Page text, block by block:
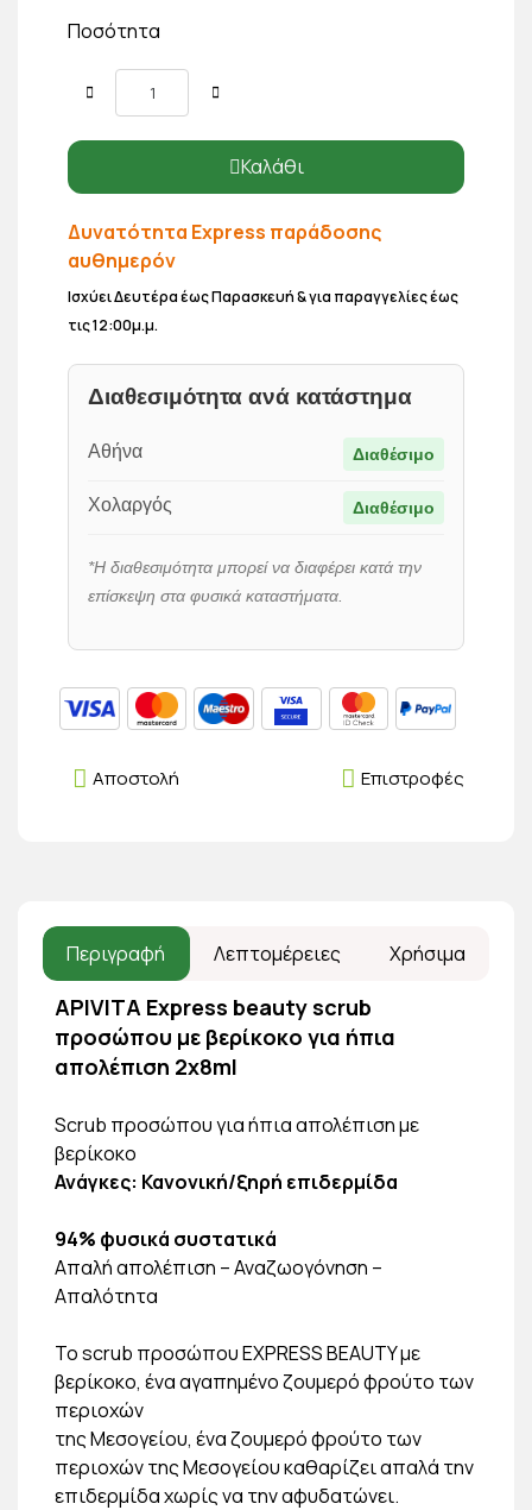
Ποσότητα
Καλάθι
Δυνατότητα Express παράδοσης
αυθημερόν
Ισχύει Δευτέρα έως Παρασκευή & για παραγγελίες έως
τις 12:00μ.μ.
Διαθεσιμότητα ανά κατάστημα
Αθήνα Διαθέσιμο
Χολαργός Διαθέσιμο
*Η διαθεσιμότητα μπορεί να διαφέρει κατά την
επίσκεψη στα φυσικά καταστήματα.
Επιστροφές
Αποστολή
Περιγραφή Λεπτομέρειες Χρήσιμα
APIVITA Express beauty scrub
προσώπου με βερίκοκο για ήπια
απολέπιση 2χ8ml
Scrub προσώπου για ήπια απολέπιση με
βερίκοκο
Ανάγκες: Κανονική/ξηρή επιδερμίδα
94% φυσικά συστατικά
Απαλή απολέπιση – Αναζωογόνηση –
Απαλότητα
Το scrub προσώπου EXPRESS BEAUTY με
βερίκοκο, ένα αγαπημένο ζουμερό φρούτο των
περιοχών
της Μεσογείου, ένα ζουμερό φρούτο των
περιοχών της Μεσογείου καθαρίζει απαλά την
επιδερμίδα χωρίς να την αφυδατώνει.